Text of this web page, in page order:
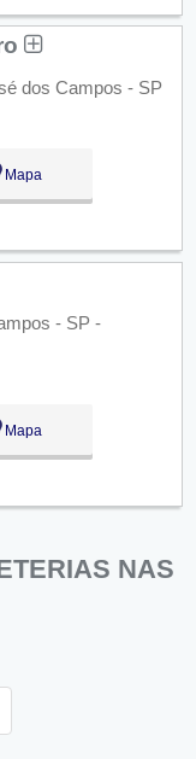
dos Campos - SP
Mapa
- SP -
Mapa
NAS